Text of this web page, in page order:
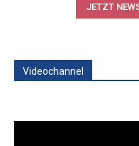
JETZT
Videochannel